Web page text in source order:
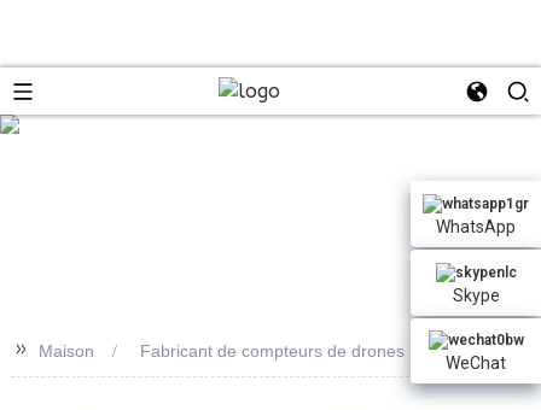
WhatsApp
Skype
WeChat
>> Maison Fabricant de compteurs de drones